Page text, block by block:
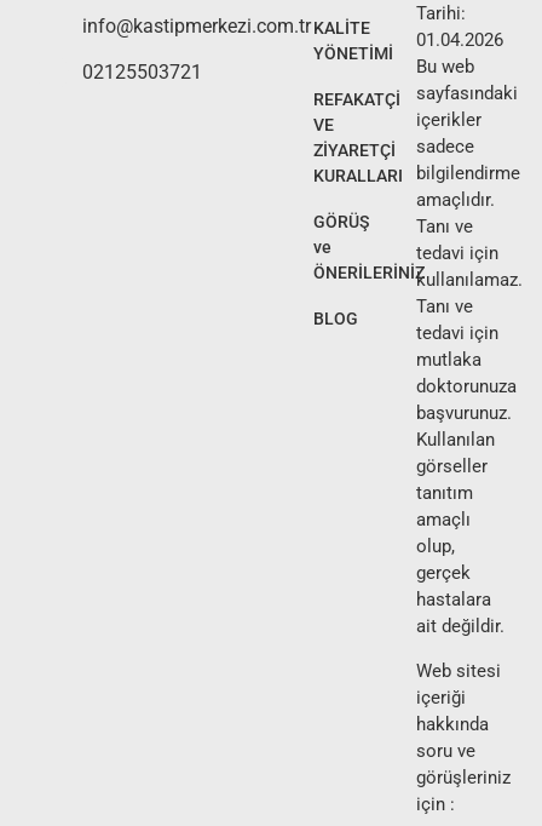
info@kastipmerkezi.com.tr
02125503721
KALİTE
YÖNETİMİ
REFAKATÇİ
VE
ZİYARETÇİ
KURALLARI
GÖRÜŞ
ve
ÖNERİLERİNİZ
BLOG
Tarihi:
01.04.2026
Bu web
sayfasındaki
içerikler
sadece
bilgilendirme
amaçlıdır.
Tanı ve
tedavi için
kullanılamaz.
Tanı ve
tedavi için
mutlaka
doktorunuza
başvurunuz.
Kullanılan
görseller
tanıtım
amaçlı
olup,
gerçek
hastalara
ait değildir.
Web sitesi
içeriği
hakkında
soru ve
görüşleriniz
için :